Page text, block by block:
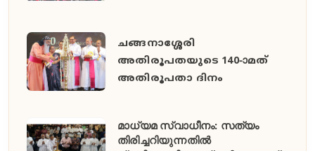
ചങ്ങനാശ്ശേരി
അതിരൂപതയുടെ 140-ാമത്
അതിരൂപതാ ദിനം
മാധ്യമ സ്വാധീനം: സത്യം
തിരിച്ചറിയുന്നതിൽ